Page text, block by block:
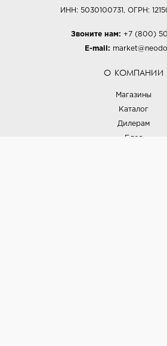
ИНН: 5030100731, ОГРН:
Звоните нам: +7 (800)
E-mail:
О КОМПАНИИ
Магазины
Каталог
Дилерам
Блог